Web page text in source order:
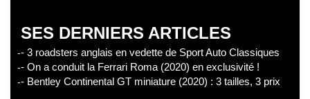
SES DERNIERS ARTICLES
- 3 roadsters anglais en vedette de Sport Auto Classiques
- On a conduit la Ferrari Roma (2020) en exclusivité !
- Bentley Continental GT miniature (2020) : 3 tailles, 3 prix